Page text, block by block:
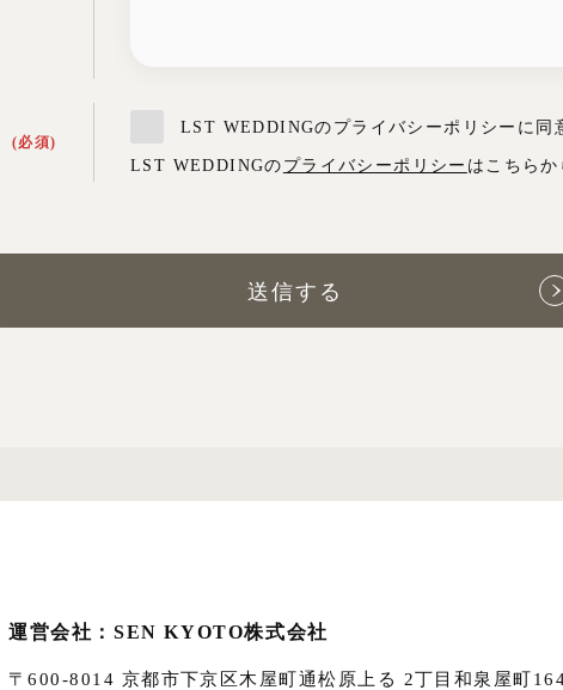
(必須)
LST WEDDINGのプライバシーポリシーに同
LST WEDDINGの プライバシーポリシー はこちらか
運営会社：SEN KYOTO株式会社
〒600-8014 京都市下京区木屋町通松原上る 2丁目和泉屋町